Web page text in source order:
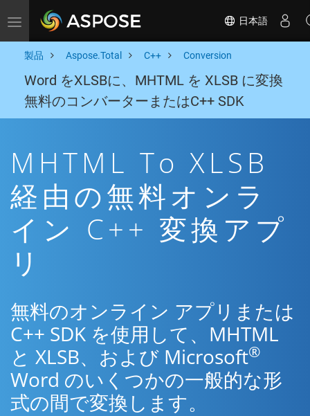
Toggle navigation 日本語
製品 Aspose.Total C++ Conversion
Word をXLSBに、MHTML を XLSB に変換
無料のコンバーターまたはC++ SDK
MHTML To XLSB
経由の無料オンラ
イン C++ 変換アプ
リ
無料のオンライン アプリまたは
C++ SDK を使用して、MHTML
と XLSB、および Microsoft®
Word のいくつかの一般的な形
式の間で変換します。